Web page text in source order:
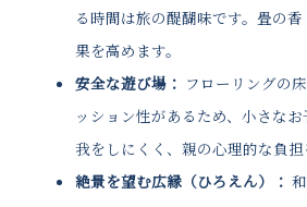
る時間は旅の醍醐味です。畳の
果を高めます。
安全な遊び場： フローリングの
ッション性があるため、小さな
我をしにくく、親の心理的な負担
絶景を望む広縁（ひろえん）：